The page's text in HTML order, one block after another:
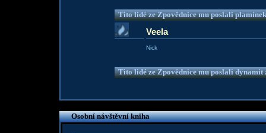
Tito lidé ze Zpovědnice mu poslali
Veela
Nick
Tito lidé ze Zpovědnice mu poslali dynamit
Osobní návštěvní kniha